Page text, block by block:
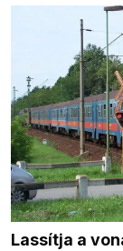
Lassítja a